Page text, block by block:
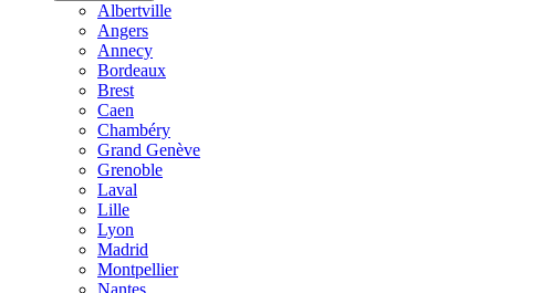
Albertville
Angers
Annecy
Bordeaux
Brest
Caen
Chambéry
Grand Genève
Grenoble
Laval
Lille
Lyon
Madrid
Montpellier
Nantes